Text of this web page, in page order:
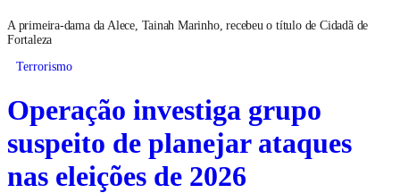
A primeira-dama da Alece, Tainah Marinho, recebeu o título de Cidadã de
Fortaleza
Terrorismo
Operação investiga grupo
suspeito de planejar ataques
nas eleições de 2026